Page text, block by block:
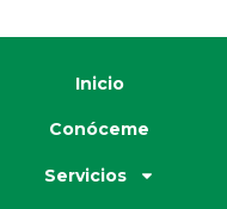
Inicio
Conóceme
Servicios